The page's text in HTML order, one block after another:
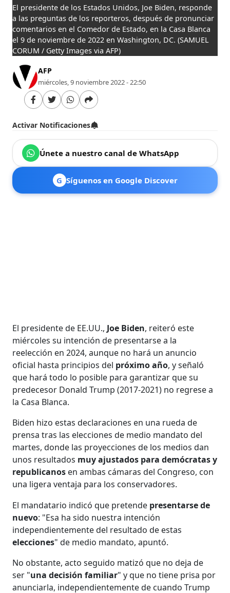
El presidente de los Estados Unidos, Joe Biden, responde
a las preguntas de los reporteros, después de pronunciar
comentarios en el Comedor de Estado, en la Casa Blanca
el 9 de noviembre de 2022 en Washington, DC. (SAMUEL
CORUM / Getty Images via AFP)
AFP
miércoles, 9 noviembre 2022 - 22:50
Activar Notificaciones
Únete a nuestro canal de WhatsApp
G Síguenos en Google Discover
El presidente de EE.UU., Joe Biden, reiteró este
miércoles su intención de presentarse a la
reelección en 2024, aunque no hará un anuncio
oficial hasta principios del próximo año, y señaló
que hará todo lo posible para garantizar que su
predecesor Donald Trump (2017-2021) no regrese a
la Casa Blanca.
Biden hizo estas declaraciones en una rueda de
prensa tras las elecciones de medio mandato del
martes, donde las proyecciones de los medios dan
unos resultados muy ajustados para demócratas y
republicanos en ambas cámaras del Congreso, con
una ligera ventaja para los conservadores.
El mandatario indicó que pretende presentarse de
nuevo: "Esa ha sido nuestra intención
independientemente del resultado de estas
elecciones" de medio mandato, apuntó.
No obstante, acto seguido matizó que no deja de
ser "una decisión familiar" y que no tiene prisa por
anunciarla, independientemente de cuando Trump